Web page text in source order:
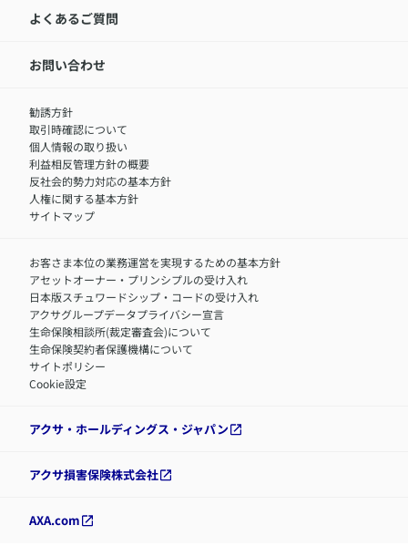
アクサのネット完結保険（旧アクサダイレクト生命）
アクサ生命が選ばれる理由
IR情報
サステナビリティの取り組み
​お客さまを金融犯罪からお守りするために
アクサグループについて
採用情報トップ
中途採用：内勤正社員
職）
中途採用：フィナンシャルプラン・アドバイザー（営業職）
障害者採用
よくあるご質問
お問い合わせ
勧誘方針
取引時確認について
個人情報の取り扱い
利益相反管理方針の概要
反社会的勢力対応の基本方針
人権に関する基本方針
サイトマップ
お客さま本位の業務運営を実現するための基本方針
アセットオーナー・プリンシプルの受け入れ
日本版スチュワードシップ・コードの受け入れ
アクサグループデータプライバシー宣言
生命保険相談所(裁定審査会)について
生命保険契約者保護機構について
サイトポリシー
Cookie設定
アクサ・ホールディングス・ジャパン
アクサ損害保険株式会社
AXA.com